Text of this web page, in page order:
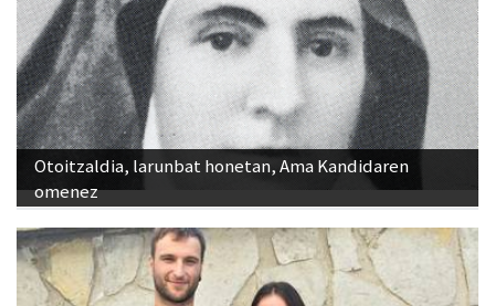
Otoitzaldia, larunbat honetan, Ama Kandidaren
omenez